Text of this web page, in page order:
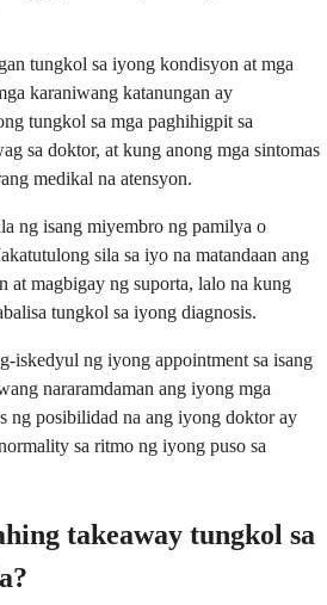
tungkol sa iyong kondisyon at mga
karaniwang katanungan ay
tungkol sa mga paghihigpit sa
sa doktor, at kung anong mga sintomas
medikal na atensyon.
ng isang miyembro ng pamilya o
sila sa iyo na matandaan ang
at magbigay ng suporta, lalo na kung
tungkol sa iyong diagnosis.
iskedyul ng iyong appointment sa isang
nararamdaman ang iyong mga
ng posibilidad na ang iyong doktor ay
sa ritmo ng iyong puso sa
takeaway tungkol sa